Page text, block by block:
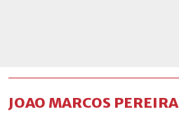
JOAO MARCOS PEREIRA